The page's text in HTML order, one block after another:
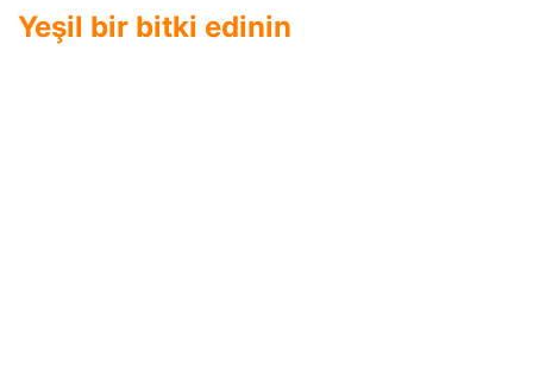
Yeşil bir bitki edinin